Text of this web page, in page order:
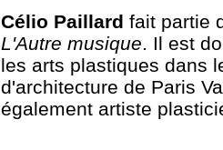
Célio Paillard fait partie
L'Autre musique. Il est
les arts plastiques dans
d'architecture de Paris
également artiste